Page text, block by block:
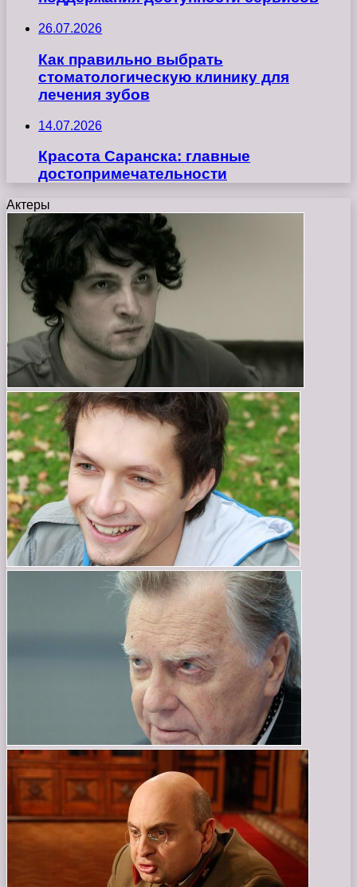
26.07.2026
Как правильно выбрать
стоматологическую клинику для
лечения зубов
14.07.2026
Красота Саранска: главные
достопримечательности
Актеры